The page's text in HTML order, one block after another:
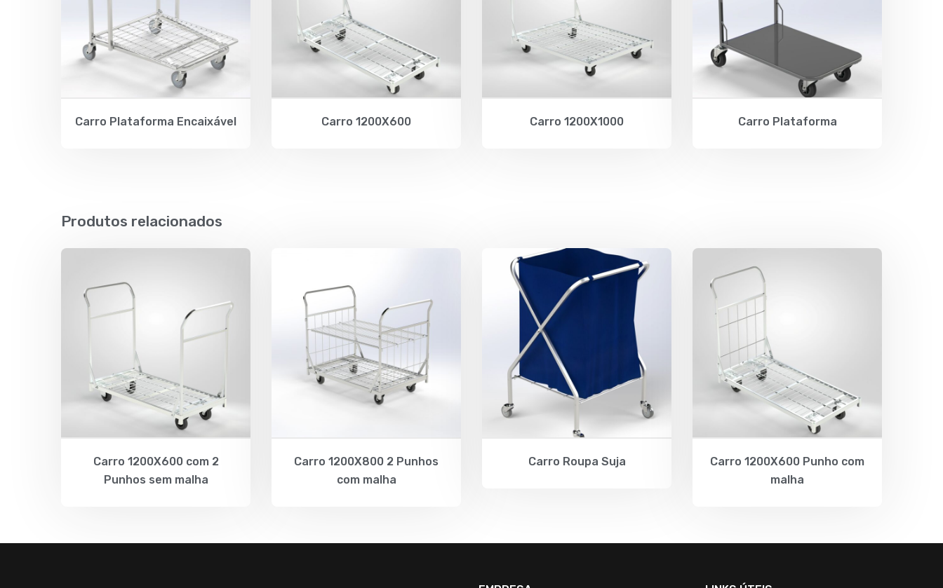
Carro Plataforma Encaixável Carro 1200X600 Carro 1200X1000 Carro Plataforma
Produtos relacionados
Carro 1200X600 com 2
Punhos sem malha
Carro 1200X800 2 Punhos
com malha
Carro Roupa Suja
Carro 1200X600 Punho com
malha